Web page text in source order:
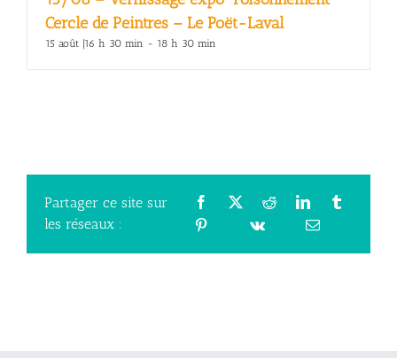
Cercle de Peintres – Le Poët-Laval
15 août |16 h 30 min - 18 h 30 min
Partager ce site sur
les réseaux :